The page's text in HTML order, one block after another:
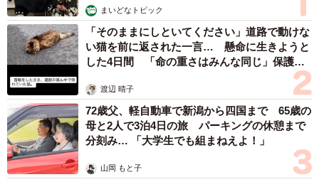
まいどなトピック
「そのままにしといてください」道路で動けな
い猫を前に返された一言… 懸命に生きようと
した4日間 「命の重さはみんな同じ」保護団
渡辺 晴子
72歳父、軽自動車で新潟から四国まで 65歳の
母と2人で3泊4日の旅 パーキングの休憩まで
分刻み… 「大学生でも組まねえよ！」
山岡 もと子